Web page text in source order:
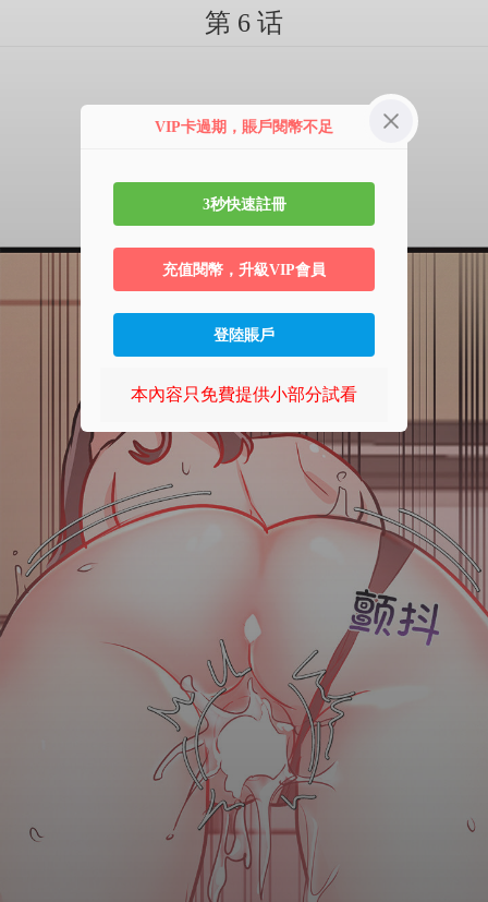
第 6 话
VIP卡過期，賬戶閱幣不足
3秒快速註冊
充值閱幣，升級VIP會員
登陸賬戶
本內容只免費提供小部分試看